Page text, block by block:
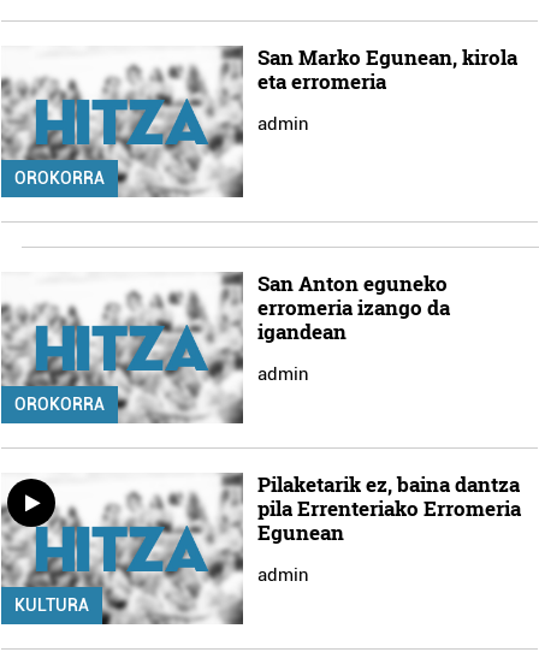
OROKORRA
San Marko Egunean, kirola
eta erromeria
admin
OROKORRA
San Anton eguneko
erromeria izango da
igandean
admin
KULTURA
Pilaketarik ez, baina dantza
pila Errenteriako Erromeria
Egunean
admin